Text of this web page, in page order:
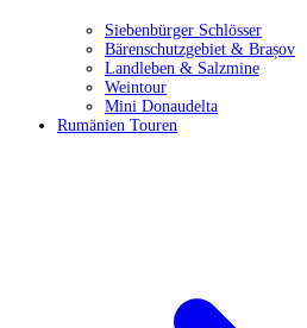
Siebenbürger Schlösser
Bärenschutzgebiet & Brașov
Landleben & Salzmine
Weintour
Mini Donaudelta
Rumänien Touren